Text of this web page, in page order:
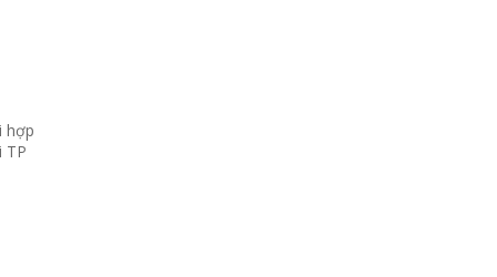
hợp
TP